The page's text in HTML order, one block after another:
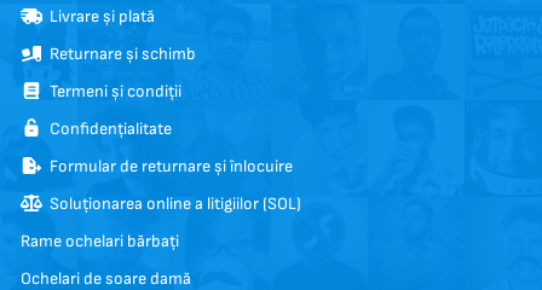
Livrare și plată
Returnare și schimb
Termeni și condiții
Confidențialitate
Formular de returnare și înlocuire
Soluționarea online a litigiilor (SOL)
Rame ochelari bărbați
Ochelari de soare damă